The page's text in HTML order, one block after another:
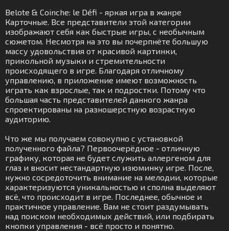
Belote & Coinche: le Défi - яркая игра в жанре
Карточные. Все представители этой категории
изображают себя как быстрые игры, с необычным
сюжетом. Несмотря на это вы почерпнёте большую
массу удовольствия от красивой картинки,
прикольной музыки и стремительности
происходящего в игре. Благодаря отличному
управлению, в приложение имеют возможность
играть как взрослые, так и подростки. Потому что
большая часть представителей данного жанра
спроектированы на разношерстную возрастную
аудиторию.
Что же мы получаем совокупно с установкой
полученного файла? Первоочерёдное - отличную
графику, которая не будет служить аллергеном для
глаз и вносит нестандартную изюминку игре. После,
нужно сосредоточить внимание на мелодии, которые
характеризуются уникальностью и сполна выделяют
всё, что происходит в игре. Последнее, обычное и
практичное управление. Вам не стоит раздумывать
над поиском необходимых действий, или подбирать
кнопки управления - всё просто и понятно.